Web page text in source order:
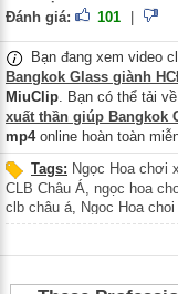
Đánh giá:
101
Bạn đang xem video
Bangkok Glass giành
MiuClip. Bạn có thể tải
xuất thần giúp Bangkok
mp4online hoàn toàn
Tags: Ngọc Hoa chơi
CLB Châu Á
ngọc hoa
clb châu á Ngoc Hoa
CLB Chau A,Ngọc Hoa
chương đồng Cup CLB